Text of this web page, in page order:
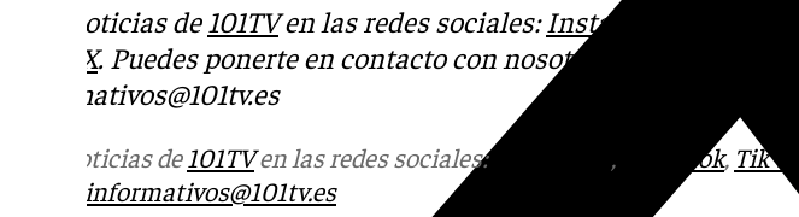
Más noticias de 101TVen las redes sociales: Instagram
X. Puedes ponerte en contacto con nosotros en el correo
informativos@101tv.es
Más noticias de 101TVen las redes sociales:Instagram , Facebook, Tik Tok
informativos@101tv.es